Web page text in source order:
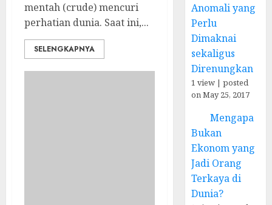
mentah (crude) mencuri
perhatian dunia. Saat ini,...
SELENGKAPNYA
Anomali yang
Perlu
Dimaknai
sekaligus
Direnungkan
1 view |posted
on May 25, 2017
Mengapa
Bukan
Ekonom yang
Jadi Orang
Terkaya di
Dunia?